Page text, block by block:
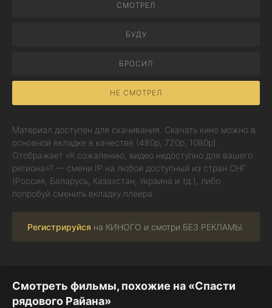
СМОТРЕЛ
БУДУ
БРОСИЛ
НЕ СМОТРЕЛ
Материал доступен для скачивания. Скачать кино можно в
основной вкладке в качестве (480p, 720p, 1080p).
Отображает «К сожалению, видео недоступно для вашего
региона»? — смени IP на любой доступный из стран СНГ
(Россия, Беларусь, Казахстан, Украина и тд.), либо
попробуй сменить вкладку плеера.
Регистрируйся на КИНОГО и смотри БЕЗ РЕКЛАМЫ.
Смотреть фильмы, похожие на «Спасти
рядового Райана»